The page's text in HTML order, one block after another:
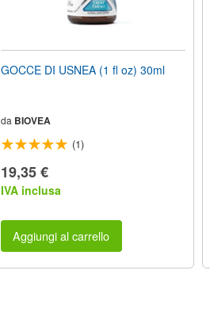
GOCCE DI USNEA (1 fl oz) 30ml
da BIOVEA
(1)
19,35 €
IVA inclusa
Aggiungi al carrello